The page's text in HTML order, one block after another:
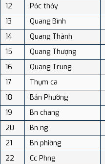
12
Pỏc thỏy
13
Quang Bình
14
Quang Thành
15
Quang Thượng
16
Quang Trung
17
Thụm ca
18
Bản Phường
19
Bn chang
20
Bn ng
21
Bn phiờng
22
Cc Phng